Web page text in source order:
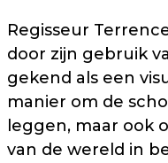
Regisseur
door zijn gebruik
gekend als een
manier om de
leggen, maar ook
van de wereld in